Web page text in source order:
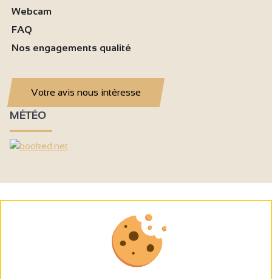
Webcam
FAQ
Nos engagements qualité
Votre avis nous intéresse
MÉTÉO